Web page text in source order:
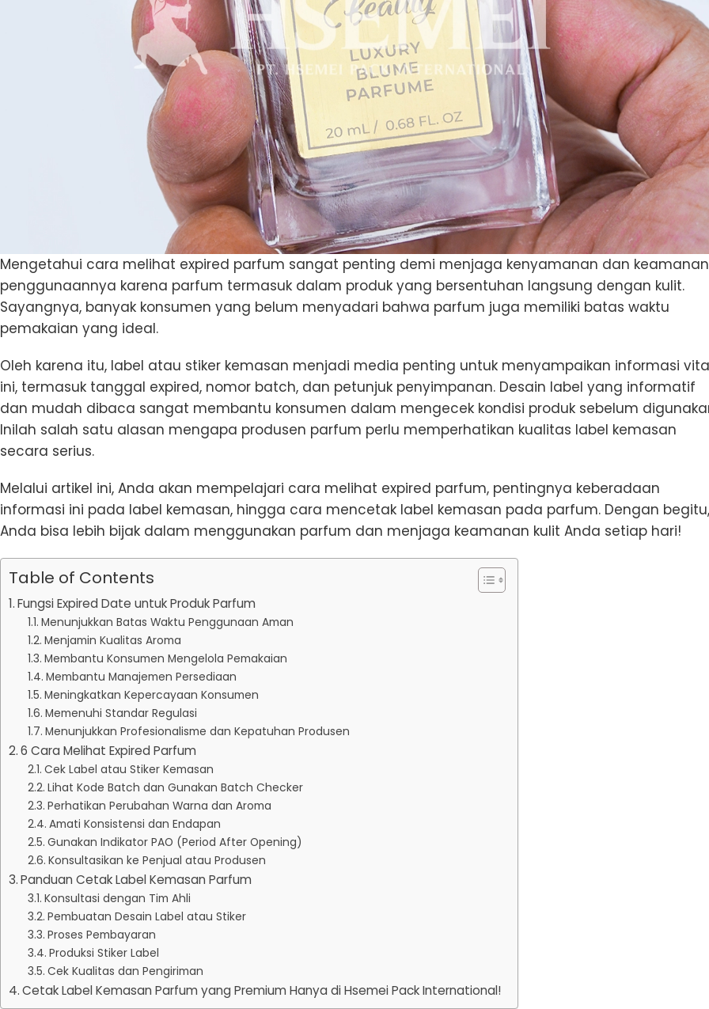
Mengetahui cara melihat expired parfum sangat penting demi menjaga kenyamanan dan keamanan
penggunaannya karena parfum termasuk dalam produk yang bersentuhan langsung dengan kulit.
Sayangnya, banyak konsumen yang belum menyadari bahwa parfum juga memiliki batas waktu
pemakaian yang ideal.
Oleh karena itu, label atau stiker kemasan menjadi media penting untuk menyampaikan informasi
ini, termasuk tanggal expired, nomor batch, dan petunjuk penyimpanan. Desain label yang informatif
dan mudah dibaca sangat membantu konsumen dalam mengecek kondisi produk sebelum
Inilah salah satu alasan mengapa produsen parfum perlu memperhatikan kualitas label kemasan
secara serius.
Melalui artikel ini, Anda akan mempelajari cara melihat expired parfum, pentingnya keberadaan
informasi ini pada label kemasan, hingga cara mencetak label kemasan pada parfum. Dengan begitu,
Anda bisa lebih bijak dalam menggunakan parfum dan menjaga keamanan kulit Anda setiap hari!
Table of Contents
Fungsi Expired Date untuk Produk Parfum
Menunjukkan Batas Waktu Penggunaan Aman
Menjamin Kualitas Aroma
Membantu Konsumen Mengelola Pemakaian
Membantu Manajemen Persediaan
Meningkatkan Kepercayaan Konsumen
Memenuhi Standar Regulasi
Menunjukkan Profesionalisme dan Kepatuhan Produsen
6 Cara Melihat Expired Parfum
Cek Label atau Stiker Kemasan
Lihat Kode Batch dan Gunakan Batch Checker
Perhatikan Perubahan Warna dan Aroma
Amati Konsistensi dan Endapan
Gunakan Indikator PAO (Period After Opening)
Konsultasikan ke Penjual atau Produsen
Panduan Cetak Label Kemasan Parfum
Konsultasi dengan Tim Ahli
Pembuatan Desain Label atau Stiker
Proses Pembayaran
Produksi Stiker Label
Cek Kualitas dan Pengiriman
Cetak Label Kemasan Parfum yang Premium Hanya di Hsemei Pack International!